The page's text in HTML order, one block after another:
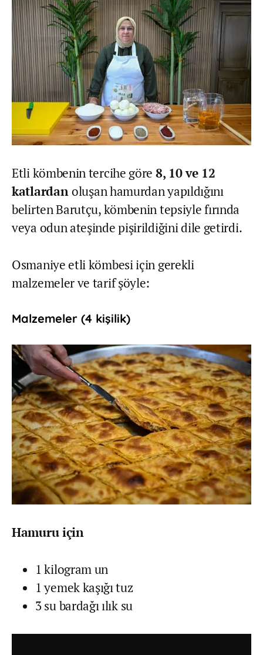
Etli kömbenin tercihe göre 8, 10 ve 12
katlardanoluşan hamurdan yapıldığını
belirten Barutçu, kömbenin tepsiyle fırında
veya odun ateşinde pişirildiğini dile getirdi.
Osmaniye etli kömbesi için gerekli
malzemeler ve tarif şöyle:
Malzemeler (4 kişilik)
Hamuru için
1 kilogram un
1 yemek kaşığı tuz
3 su bardağı ılık su